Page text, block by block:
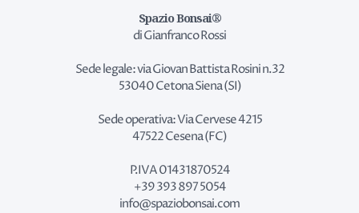
Spazio Bonsai®
di Gianfranco Rossi
Sede legale: via Giovan Battista Rosini n.32
53040 Cetona Siena (SI)
Sede operativa: Via Cervese 4215
47522 Cesena (FC)
P.IVA 01431870524
+39 393 897 5054
info@spaziobonsai.com